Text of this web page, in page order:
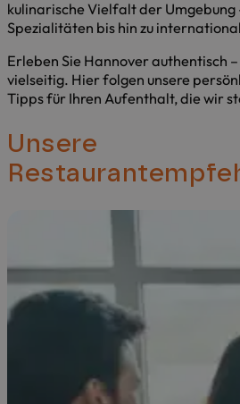
kulinarische Vielfalt der Umgebung
Spezialitäten bis hin zu
Erleben Sie Hannover authentisch
vielseitig. Hier folgen unsere
Tipps für Ihren Aufenthalt, die wir
Unsere